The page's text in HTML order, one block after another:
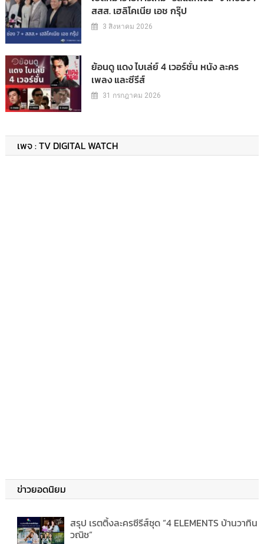
สสส. เฮลิโคเนีย เอช กรุ๊ป
3 สิงหาคม 2026
ย้อนดู แดง ไบเล่ย์ 4 เวอร์ชั่น หนัง ละคร
เพลง และซีรีส์
31 กรกฎาคม 2026
เพจ : TV DIGITAL WATCH
ข่าวยอดนิยม
สรุป เรตติ้งละครซีรีส์ชุด “4 ELEMENTS บ้านวาทิน
วณิช”